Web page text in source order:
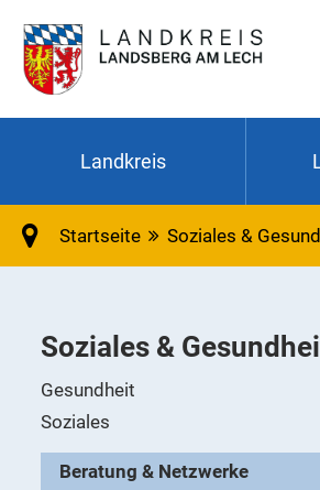
Landkreis
Startseite Soziales &
Soziales &
Gesundheit
Soziales
Beratung & Netzwerke